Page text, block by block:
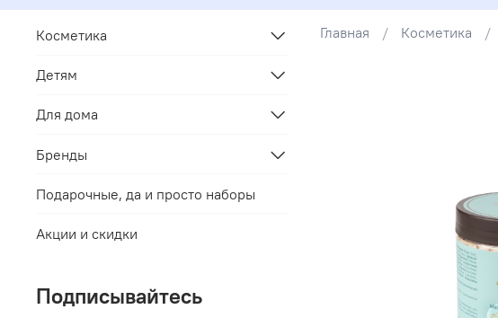
Главная Косметика
Косметика
Детям
Для дома
Бренды
Подарочные, да и просто наборы
Акции и скидки
Подписывайтесь